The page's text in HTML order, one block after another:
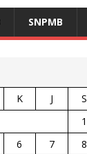
SNPMB
K J S
1
6 7 8